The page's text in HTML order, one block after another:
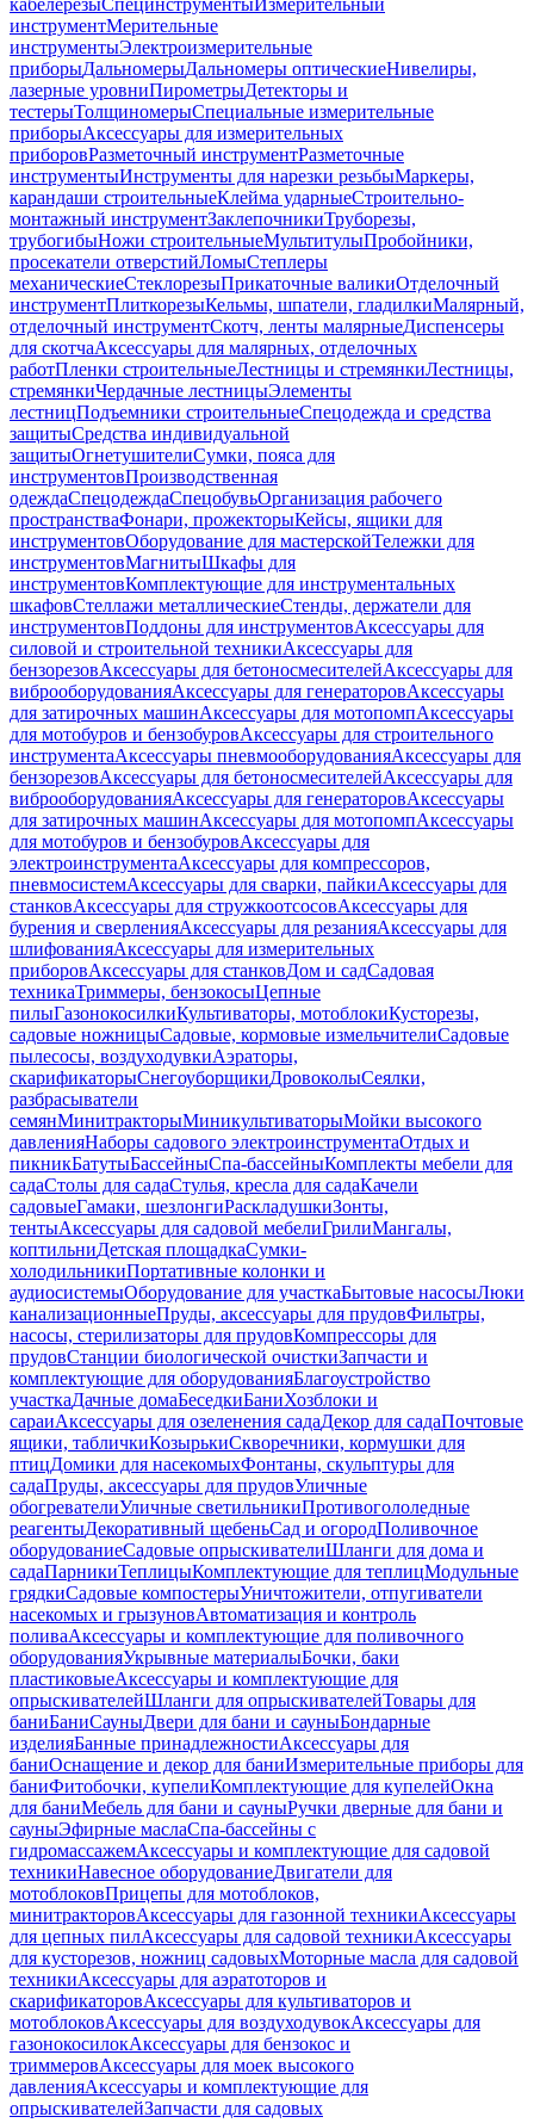
кабелерезыСпецинструментыИзмерительный
инструментМерительные
инструментыЭлектроизмерительные
приборыДальномерыДальномеры оптическиеНивелиры,
лазерные уровниПирометрыДетекторы и
тестерыТолщиномерыСпециальные измерительные
приборыАксессуары для измерительных
приборовРазметочный инструментРазметочные
инструментыИнструменты для нарезки резьбыМаркеры,
карандаши строительныеКлейма ударныеСтроительно-
монтажный инструментЗаклепочникиТруборезы,
трубогибыНожи строительныеМультитулыПробойники,
просекатели отверстийЛомыСтеплеры
механическиеСтеклорезыПрикаточные валикиОтделочный
инструментПлиткорезыКельмы, шпатели, гладилкиМалярный,
отделочный инструментСкотч, ленты малярныеДиспенсеры
для скотчаАксессуары для малярных, отделочных
работПленки строительныеЛестницы и стремянкиЛестницы,
стремянкиЧердачные лестницыЭлементы
лестницПодъемники строительныеСпецодежда и средства
защитыСредства индивидуальной
защитыОгнетушителиСумки, пояса для
инструментовПроизводственная
одеждаСпецодеждаСпецобувьОрганизация рабочего
пространстваФонари, прожекторыКейсы, ящики для
инструментовОборудование для мастерскойТележки для
инструментовМагнитыШкафы для
инструментовКомплектующие для инструментальных
шкафовСтеллажи металлическиеСтенды, держатели для
инструментовПоддоны для инструментовАксессуары для
силовой и строительной техникиАксессуары для
бензорезовАксессуары для бетоносмесителейАксессуары для
виброоборудованияАксессуары для генераторовАксессуары
для затирочных машинАксессуары для мотопомпАксессуары
для мотобуров и бензобуровАксессуары для строительного
инструментаАксессуары пневмооборудованияАксессуары для
бензорезовАксессуары для бетоносмесителейАксессуары для
виброоборудованияАксессуары для генераторовАксессуары
для затирочных машинАксессуары для мотопомпАксессуары
для мотобуров и бензобуровАксессуары для
электроинструментаАксессуары для компрессоров,
пневмосистемАксессуары для сварки, пайкиАксессуары для
станковАксессуары для стружкоотсосовАксессуары для
бурения и сверленияАксессуары для резанияАксессуары для
шлифованияАксессуары для измерительных
приборовАксессуары для станковДом и садСадовая
техникаТриммеры, бензокосыЦепные
пилыГазонокосилкиКультиваторы, мотоблокиКусторезы,
садовые ножницыСадовые, кормовые измельчителиСадовые
пылесосы, воздуходувкиАэраторы,
скарификаторыСнегоуборщикиДровоколыСеялки,
разбрасыватели
семянМинитракторыМиникультиваторыМойки высокого
давленияНаборы садового электроинструментаОтдых и
пикникБатутыБассейныСпа-бассейныКомплекты мебели для
садаСтолы для садаСтулья, кресла для садаКачели
садовыеГамаки, шезлонгиРаскладушкиЗонты,
тентыАксессуары для садовой мебелиГрилиМангалы,
коптильниДетская площадкаСумки-
холодильникиПортативные колонки и
аудиосистемыОборудование для участкаБытовые насосыЛюки
канализационныеПруды, аксессуары для прудовФильтры,
насосы, стерилизаторы для прудовКомпрессоры для
прудовСтанции биологической очисткиЗапчасти и
комплектующие для оборудованияБлагоустройство
участкаДачные домаБеседкиБаниХозблоки и
сараиАксессуары для озеленения садаДекор для садаПочтовые
ящики, табличкиКозырькиСкворечники, кормушки для
птицДомики для насекомыхФонтаны, скульптуры для
садаПруды, аксессуары для прудовУличные
обогревателиУличные светильникиПротивогололедные
реагентыДекоративный щебеньСад и огородПоливочное
оборудованиеСадовые опрыскивателиШланги для дома и
садаПарникиТеплицыКомплектующие для теплицМодульные
грядкиСадовые компостерыУничтожители, отпугиватели
насекомых и грызуновАвтоматизация и контроль
поливаАксессуары и комплектующие для поливочного
оборудованияУкрывные материалыБочки, баки
пластиковыеАксессуары и комплектующие для
опрыскивателейШланги для опрыскивателейТовары для
баниБаниСауныДвери для бани и сауныБондарные
изделияБанные принадлежностиАксессуары для
баниОснащение и декор для баниИзмерительные приборы для
баниФитобочки, купелиКомплектующие для купелейОкна
для баниМебель для бани и сауныРучки дверные для бани и
сауныЭфирные маслаСпа-бассейны с
гидромассажемАксессуары и комплектующие для садовой
техникиНавесное оборудованиеДвигатели для
мотоблоковПрицепы для мотоблоков,
минитракторовАксессуары для газонной техникиАксессуары
для цепных пилАксессуары для садовой техникиАксессуары
для кусторезов, ножниц садовыхМоторные масла для садовой
техникиАксессуары для аэратоторов и
скарификаторовАксессуары для культиваторов и
мотоблоковАксессуары для воздуходувокАксессуары для
газонокосилокАксессуары для бензокос и
триммеровАксессуары для моек высокого
давленияАксессуары и комплектующие для
опрыскивателейЗапчасти для садовых